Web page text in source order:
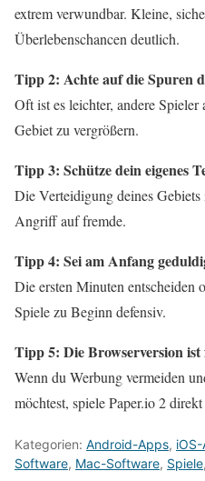
extrem verwundbar. Kleine,
Überlebenschancen deutlich.
Tipp 2: Achte auf die Spuren
Oft ist es leichter, andere Spieler
Gebiet zu vergrößern.
Tipp 3: Schütze dein eigenes
Die Verteidigung deines
Angriff auf fremde.
Tipp 4: Sei am Anfang
Die ersten Minuten entscheiden
Spiele zu Beginn defensiv.
Tipp 5: Die Browserversion ist
Wenn du Werbung vermeiden
möchtest, spiele Paper.io 2
Kategorien: Android-Apps,
Software, Mac-Software, Spiele,